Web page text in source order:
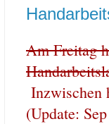
Am Freitag
Inzwischen
(Update: